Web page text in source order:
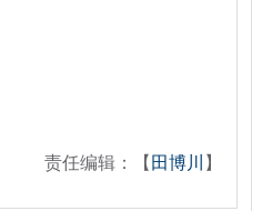
责任编辑：【 田博川 】